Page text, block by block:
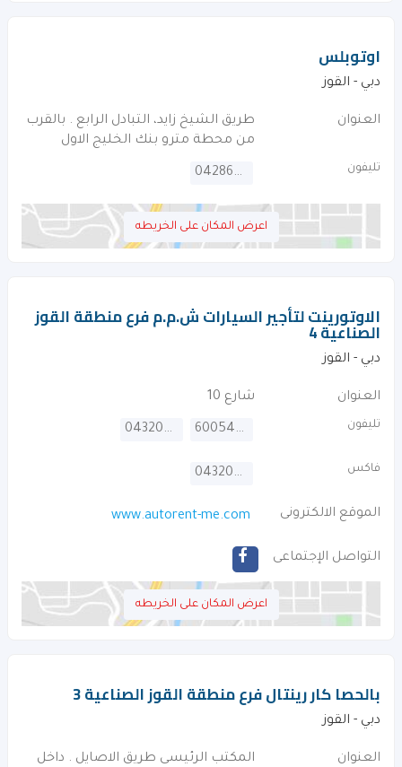
اوتوبلس
دبي - القوز
العنوان
طريق الشيخ زايد، التبادل الرابع . بالقرب
من محطة مترو بنك الخليج الاول
تليفون 042868161
اعرض المكان على الخريطه
الاوتورينت لتأجير السيارات ش.م.م فرع منطقة القوز
الصناعية 4
دبي - القوز
العنوان شارع 10
تليفون 600549993
043207715
فاكس 043207716
الموقع الالكترونى www.autorent-me.com
التواصل الإجتماعى
اعرض المكان على الخريطه
بالحصا كار رينتال فرع منطقة القوز الصناعية 3
دبي - القوز
العنوان
المكتب الرئيسى طريق الاصايل . داخل